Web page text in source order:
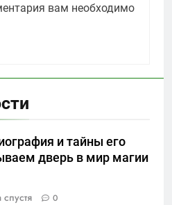
вам необходимо
и тайны его
дверь в мир магии
спустя 0